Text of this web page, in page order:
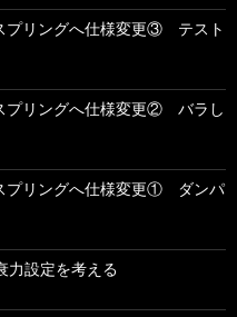
プリングへ仕様変更③ テスト
プリングへ仕様変更② バラし
プリングへ仕様変更① ダンパ
力設定を考える